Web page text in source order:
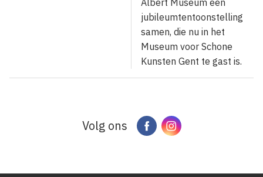
Albert Museum een
jubileumtentoonstelling
samen, die nu in het
Museum voor Schone
Kunsten Gent te gast is.
Volg ons FacebookInstagram